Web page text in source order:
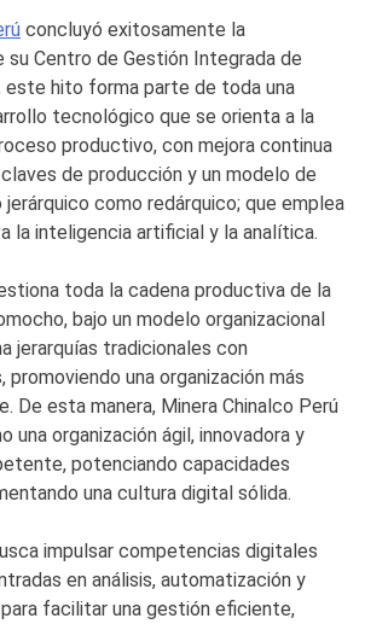
concluyó exitosamente la
su Centro de Gestión Integrada de
este hito forma parte de toda una
tecnológico que se orienta a la
productivo, con mejora continua
de producción y un modelo de
como redárquico; que emplea
la inteligencia artificial y la analítica.
toda la cadena productiva de la
bajo un modelo organizacional
jerarquías tradicionales con
una organización más
De esta manera, Minera Chinalco Perú
una organización ágil, innovadora y
potenciando capacidades
una cultura digital sólida.
impulsar competencias digitales
en análisis, automatización y
facilitar una gestión eficiente,